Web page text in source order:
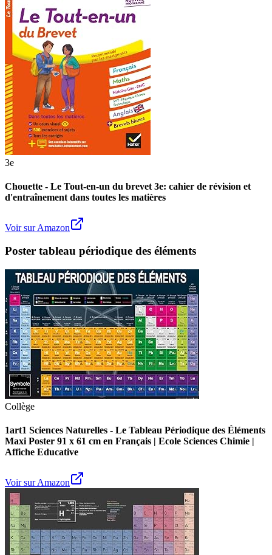
3e
Chouette - Le Tout-en-un du brevet 3e: cahier de révision et
d'entraînement dans toutes les matières
Voir sur Amazon
Poster tableau périodique des éléments
Collège
1art1 Sciences Naturelles - Le Tableau Périodique des Éléments
Maxi Poster 91 x 61 cm en Français | Ecole Sciences Chimie |
Affiche Educative
Voir sur Amazon